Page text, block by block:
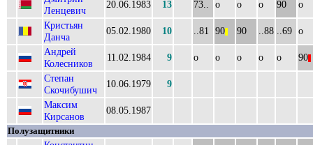
Ленцевич
20.06.1983 13 73.. о о о 90
о
Кристьян
Данча
05.02.1980 10 ..81 90 90 ..88 ..69 о
Андрей
Колесников
11.02.1984 9 о о о о о 90
Степан
Скочибушич
10.06.1979
9
Максим
Кирсанов
08.05.1987
Полузащитники